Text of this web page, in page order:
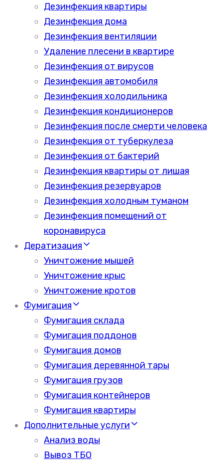
Дезинфекция квартиры
Дезинфекция дома
Дезинфекция вентиляции
Удаление плесени в квартире
Дезинфекция от вирусов
Дезинфекция автомобиля
Дезинфекция холодильника
Дезинфекция кондиционеров
Дезинфекция после смерти человека
Дезинфекция от туберкулеза
Дезинфекция от бактерий
Дезинфекция квартиры от лишая
Дезинфекция резервуаров
Дезинфекция холодным туманом
Дезинфекция помещений от
коронавируса
Дератизация
Уничтожение мышей
Уничтожение крыс
Уничтожение кротов
Фумигация
Фумигация склада
Фумигация поддонов
Фумигация домов
Фумигация деревянной тары
Фумигация грузов
Фумигация контейнеров
Фумигация квартиры
Дополнительные услуги
Анализ воды
Вывоз ТБО